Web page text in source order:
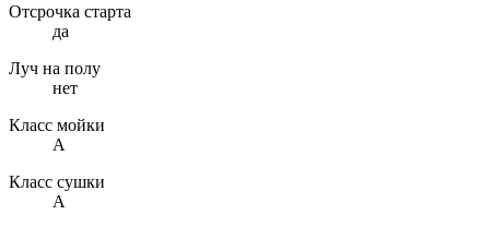
Отсрочка старта
да
Луч на полу
нет
Класс мойки
A
Класс сушки
А